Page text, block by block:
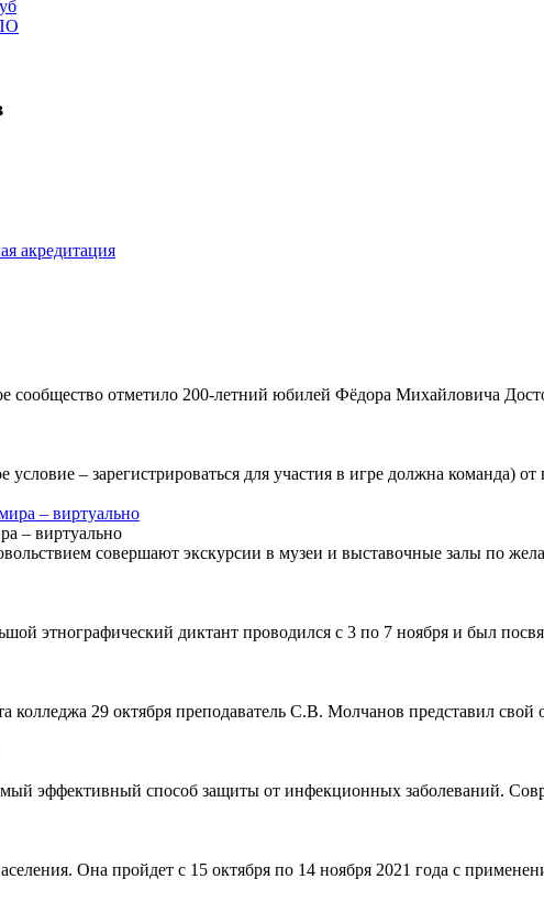
акредитация
сообщество отметило 200-летний юбилей Фёдора Михайловича
условие – зарегистрироваться для участия в игре должна команда)
– виртуально
совершают экскурсии в музеи и выставочные залы по
этнографический диктант проводился с 3 по 7 ноября и был
колледжа 29 октября преподаватель С.В. Молчанов представил
эффективный способ защиты от инфекционных заболеваний.
Она пройдет с 15 октября по 14 ноября 2021 года с